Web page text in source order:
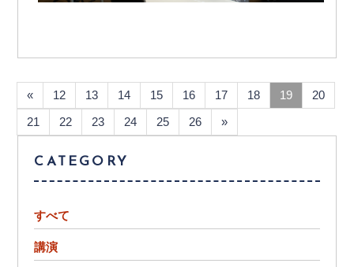
« 12 13 14 15 16 17 18 19 20
21 22 23 24 25 26 »
CATEGORY
すべて
講演